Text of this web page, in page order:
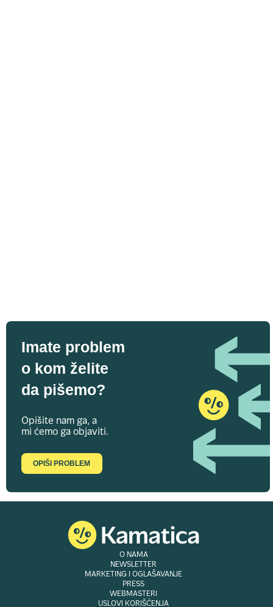
Imate problem
o kom želite
da pišemo?
Opišite nam ga, a
mi ćemo ga objaviti.
OPIŠI PROBLEM
O NAMA
NEWSLETTER
MARKETING I OGLAŠAVANJE
PRESS
WEBMASTERI
USLOVI KORIŠĆENJA